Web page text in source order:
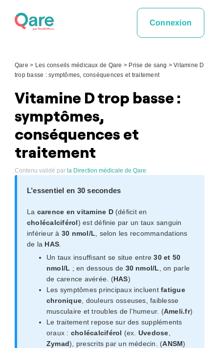
Connexion
Qare > Les conseils médicaux de Qare > Prise de sang >Vitamine D
trop basse : symptômes, conséquences et traitement
Vitamine D trop basse :
symptômes,
conséquences et
traitement
Contenu validé par la Direction médicale de Qare.
L’essentiel en 30 secondes
La carence en vitamine D(déficit en
cholécalciférol) est définie par un taux sanguin
inférieur à 30 nmol/L , selon les recommandations
de la HAS
Un taux insuffisant se situe entre30 et 50
nmol/L ; en dessous de 30 nmol/L
, on parle
de carence avérée. (HAS)
Les symptômes principaux incluentfatigue
chronique , douleurs osseuses, faiblesse
musculaire et troubles de l’humeur. (Ameli.fr)
Le traitement repose sur des suppléments
oraux : cholécalciférol (ex. Uvedose
Zymad), prescrits par un médecin. (ANSM)